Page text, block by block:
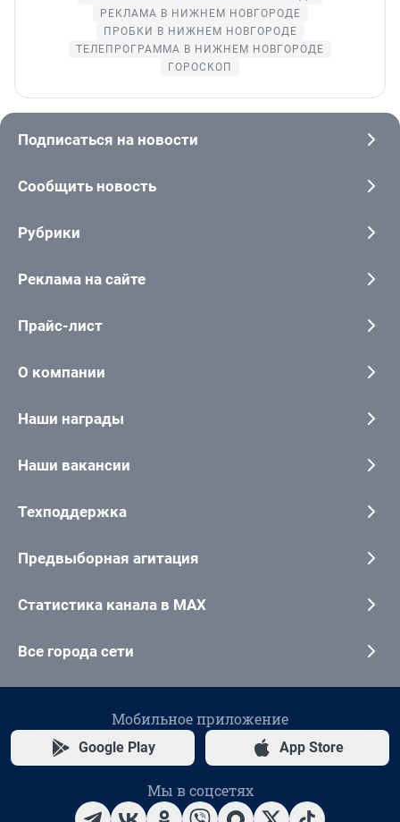
РЕКЛАМА В НИЖНЕМ НОВГОРОДЕ
ПРОБКИ В НИЖНЕМ НОВГОРОДЕ
ТЕЛЕПРОГРАММА В НИЖНЕМ НОВГОРОДЕ
ГОРОСКОП
Подписаться на новости
Сообщить новость
Рубрики
Реклама на сайте
Прайс-лист
О компании
Наши награды
Наши вакансии
Техподдержка
Предвыборная агитация
Статистика канала в MAX
Все города сети
Мобильное приложение
Google Play App Store
Мы в соцсетях